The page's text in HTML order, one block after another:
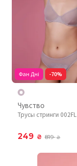
Фан Дні -70%
Чувство
Трусы стринги 002FL
249 ₴ 819₴